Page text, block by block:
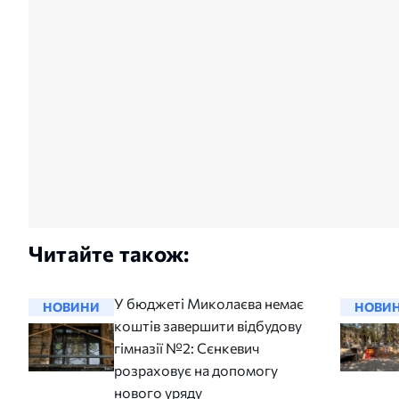
Читайте також:
НОВИНИ
У бюджеті Миколаєва немає
коштів завершити відбудову
гімназії №2: Сєнкевич
розраховує на допомогу
нового уряду